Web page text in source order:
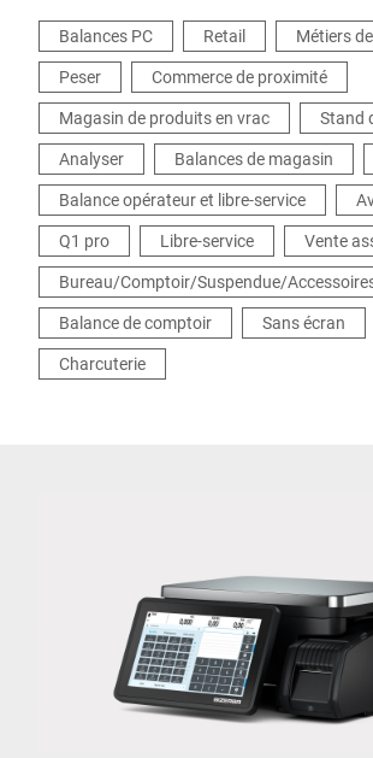
intuitif et facile à utiliser afin
toutes les besoins de
Balances PC Retail
Métiers
Peser
Commerce de proximité
Magasin de produits en vrac
Stand
Analyser
Balances de magasin
Balance opérateur et libre-service
Q1 pro
Libre-service
Vente
Bureau/Comptoir/Suspendue/
Balance de comptoir
Sans écran
Charcuterie